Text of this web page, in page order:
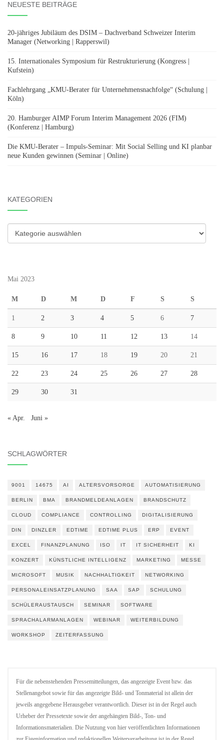
NEUESTE BEITRÄGE
20-jähriges Jubiläum des DSIM – Dachverband Schweizer Interim
Manager (Networking | Rapperswil)
15. Internationales Symposium für Restrukturierung (Kongress |
Kufstein)
Fachlehrgang „KMU-Berater für Unternehmensnachfolge“ (Schulung |
Köln)
20. Hamburger AIMP Forum Interim Management 2026 (FIM)
(Konferenz | Hamburg)
Die KMU-Berater – Impuls-Seminar: Mit Social Selling und KI planbar
neue Kunden gewinnen (Seminar | Online)
KATEGORIEN
Kategorien
Mai 2023
M D M D F S S
1 2 3 4 5 6 7
8 9 10 11 12 13 14
15 16 17 18 19 20 21
22 23 24 25 26 27 28
29 30 31
« Apr. Juni »
SCHLAGWÖRTER
9001 14675 AI ALTERSVORSORGE AUTOMATISIERUNG
BERLIN BMA BRANDMELDEANLAGEN BRANDSCHUTZ
CLOUD COMPLIANCE CONTROLLING DIGITALISIERUNG
DIN DINZLER EDTIME EDTIME PLUS ERP EVENT
EXCEL FINANZPLANUNG ISO IT IT SICHERHEIT KI
KONZERT KÜNSTLICHE INTELLIGENZ MARKETING MESSE
MICROSOFT MUSIK NACHHALTIGKEIT NETWORKING
PERSONALEINSATZPLANUNG SAA SAP SCHULUNG
SCHÜLERAUSTAUSCH SEMINAR SOFTWARE
SPRACHALARMANLAGEN WEBINAR WEITERBILDUNG
WORKSHOP ZEITERFASSUNG
Für die nebenstehenden Pressemitteilungen, das angezeigte Event bzw. das
Stellenangebot sowie für das angezeigte Bild- und Tonmaterial ist allein der
jeweils angegebene Herausgeber verantwortlich. Dieser ist in der Regel auch
Urheber der Pressetexte sowie der angehängten Bild-, Ton- und
Informationsmaterialien. Die Nutzung von hier veröffentlichten Informationen